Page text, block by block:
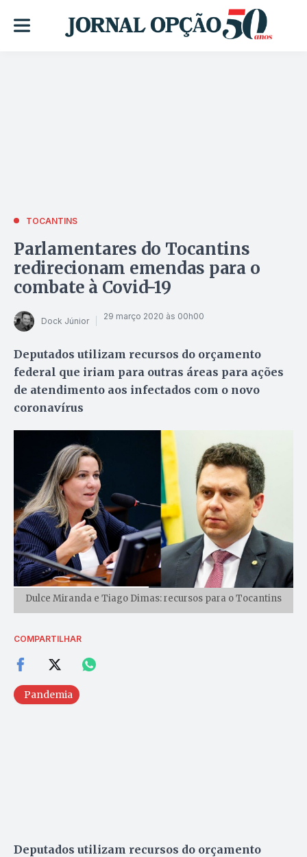
TOCANTINS
Parlamentares do Tocantins
redirecionam emendas para o
combate à Covid-19
Dock Júnior 29 março 2020 às 00h00
Deputados utilizam recursos do orçamento
federal que iriam para outras áreas para ações
de atendimento aos infectados com o novo
coronavírus
Dulce Miranda e Tiago Dimas: recursos para o Tocantins
COMPARTILHAR
Pandemia
Deputados utilizam recursos do orçamento